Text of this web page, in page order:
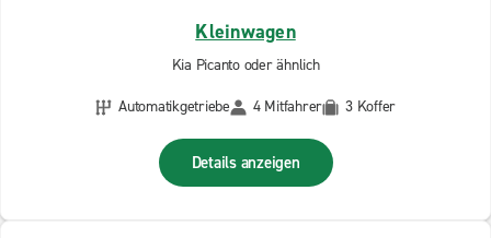
Kleinwagen
Kia Picanto oder ähnlich
Automatikgetriebe
4 Mitfahrer 3 Koffer
Details anzeigen